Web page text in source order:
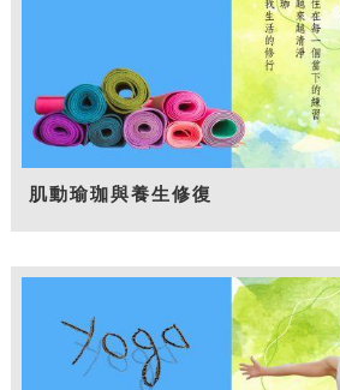
肌動瑜珈與養生修復